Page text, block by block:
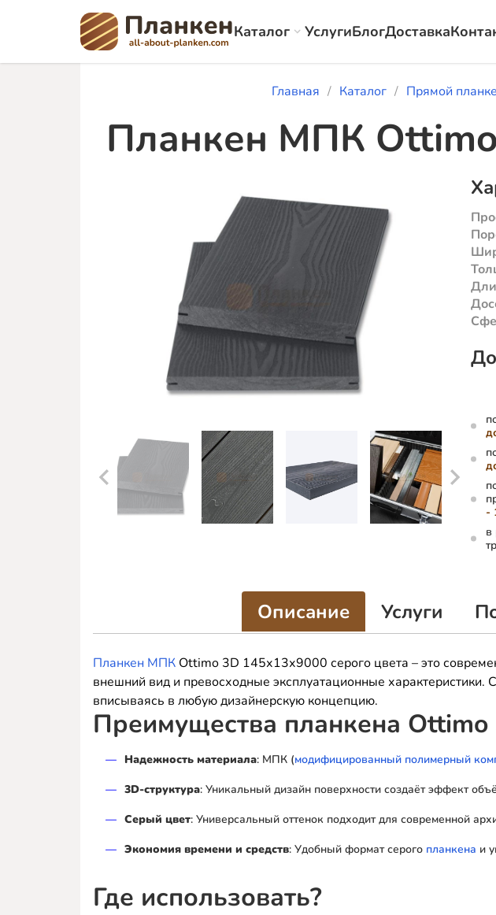
Каталог УслугиБлогДоставка
Главная Каталог Прямой
Планкен МПК
-
в
Описание Услуги
Планкен МПК Ottimo 3D 145х13х9000 серого цвета – это
внешний вид и превосходные эксплуатационные характеристики.
вписываясь в любую дизайнерскую концепцию.
Преимущества планкена Ottimo
Надежность материала: МПК (модифицированный полимерный
3D-структура: Уникальный дизайн поверхности создаёт эффект
Серый цвет: Универсальный оттенок подходит для современной
Экономия времени и средств: Удобный формат серого планкена и
Где использовать?